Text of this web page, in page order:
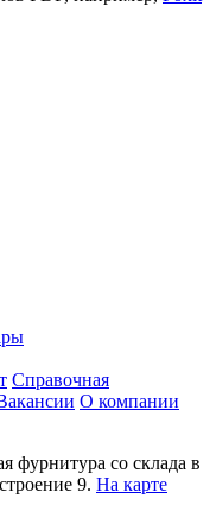
Справочная
О компании
фурнитура со склада в
9. На карте